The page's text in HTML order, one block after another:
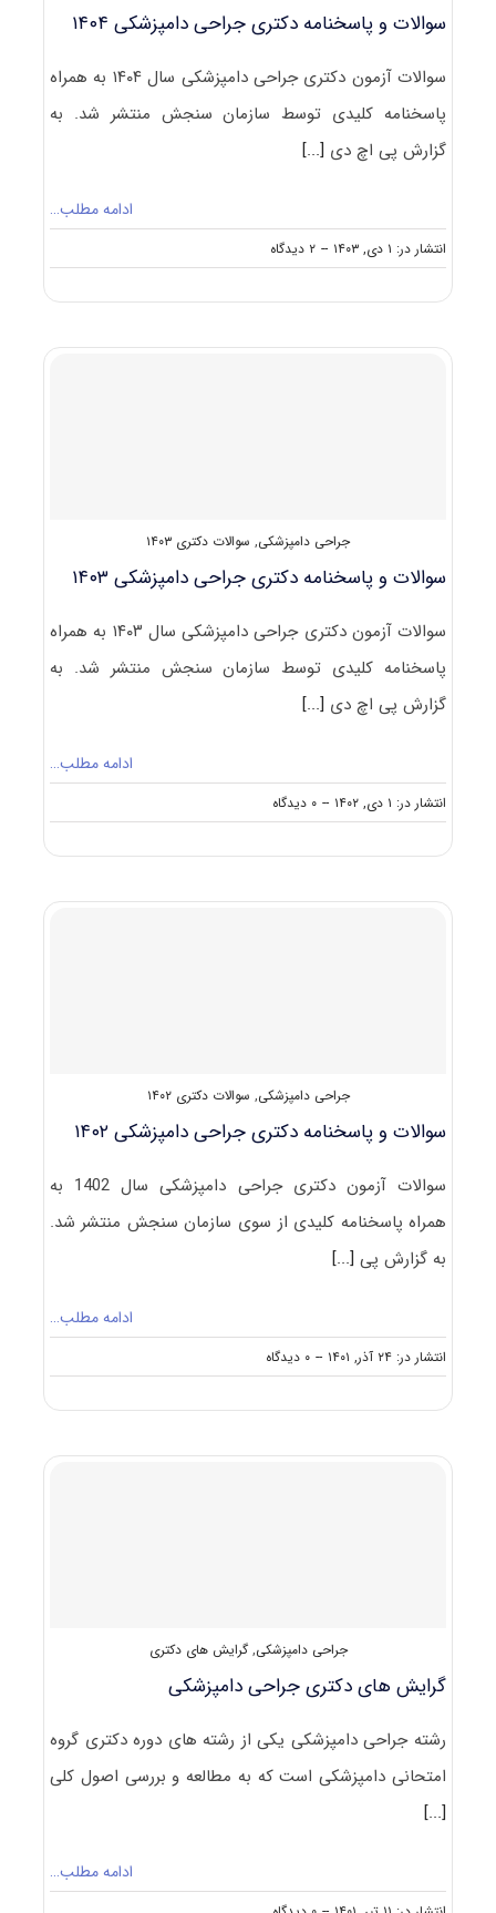
سوالات و پاسخنامه دکتری جراحی دامپزشکی ۱۴۰۴
سوالات آزمون دکتری جراحی دامپزشکی سال ۱۴۰۴ به همراه
پاسخنامه کلیدی توسط سازمان سنجش منتشر شد. به
گزارش پی اچ دی [...]
ادامه مطلب…
انتشار در: ۱ دی, ۱۴۰۳ -- ۲ دیدگاه
on
سوالات
جراحی
جراحی دامپزشکی, سوالات دکتری ۱۴۰۳
سوالات و پاسخنامه دکتری جراحی دامپزشکی ۱۴۰۳
سوالات آزمون دکتری جراحی دامپزشکی سال ۱۴۰۳ به همراه
پاسخنامه کلیدی توسط سازمان سنجش منتشر شد. به
گزارش پی اچ دی [...]
ادامه مطلب…
انتشار در: ۱ دی, ۱۴۰۲ -- ۰ دیدگاه
on
سوالات
جراحی
جراحی دامپزشکی, سوالات دکتری ۱۴۰۲
سوالات و پاسخنامه دکتری جراحی دامپزشکی ۱۴۰۲
سوالات آزمون دکتری جراحی دامپزشکی سال 1402 به
همراه پاسخنامه کلیدی از سوی سازمان سنجش منتشر شد.
به گزارش پی[...]
ادامه مطلب…
انتشار در: ۲۴ آذر, ۱۴۰۱ -- ۰ دیدگاه
on
سوالات
جراحی
جراحی دامپزشکی,گرایش های دکتری
گرایش های دکتری ﺟﺮاحی داﻣﭙﺰشکی
رشته ﺟﺮاحی داﻣﭙﺰشکی یکی از رشته های دوره دکتری گروه
امتحانی دامپزشکی است که به مطالعه و بررسی اصول کلی
[...]
ادامه مطلب…